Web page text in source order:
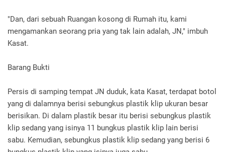
"Dan, dari sebuah Ruangan kosong di Rumah itu, kami
mengamankan seorang pria yang tak lain adalah, JN," imbuh
Kasat.
Barang Bukti
Persis di samping tempat JN duduk, kata Kasat, terdapat botol
yang di dalamnya berisi sebungkus plastik klip ukuran besar
berisikan. Di dalam plastik besar itu berisi sebungkus plastik
klip sedang yang isinya 11 bungkus plastik klip lain berisi
sabu. Kemudian, sebungkus plastik klip sedang yang berisi 6